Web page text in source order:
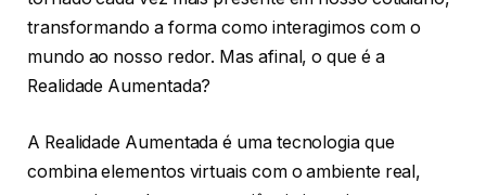
transformando a forma como interagimos com o
mundo ao nosso redor. Mas afinal, o que é a
Realidade Aumentada?
A Realidade Aumentada é uma tecnologia que
combina elementos virtuais com o ambiente real,